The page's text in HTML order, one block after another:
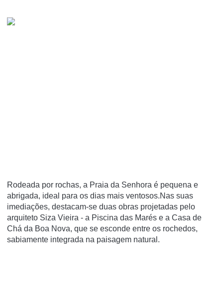
Rodeada por rochas, a Praia da Senhora é pequena e
abrigada, ideal para os dias mais ventosos.Nas suas
imediações, destacam-se duas obras projetadas pelo
arquiteto Siza Vieira - a Piscina das Marés e a Casa de
Chá da Boa Nova, que se esconde entre os rochedos,
sabiamente integrada na paisagem natural.